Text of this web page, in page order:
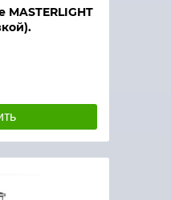
MASTERLIGHT